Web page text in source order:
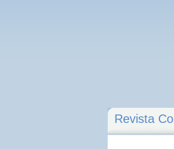
Revista